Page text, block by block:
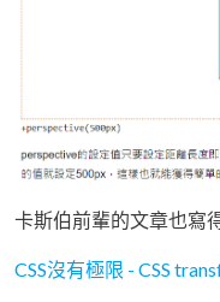
卡斯伯前輩的文章也寫
CSS沒有極限 - CSS